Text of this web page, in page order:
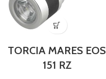
TORCIA MARES EOS
151 RZ